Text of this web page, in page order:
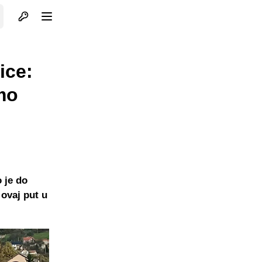
Otvori profil
je do
put u